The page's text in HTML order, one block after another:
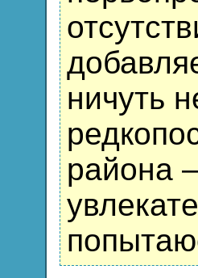
ничуть
района